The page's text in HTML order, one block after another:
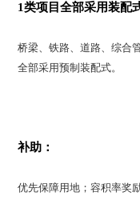
1类项目全部采用装配
桥梁、铁路、道路、综合
全部采用预制装配式。
补助：
优先保障用地；容积率奖